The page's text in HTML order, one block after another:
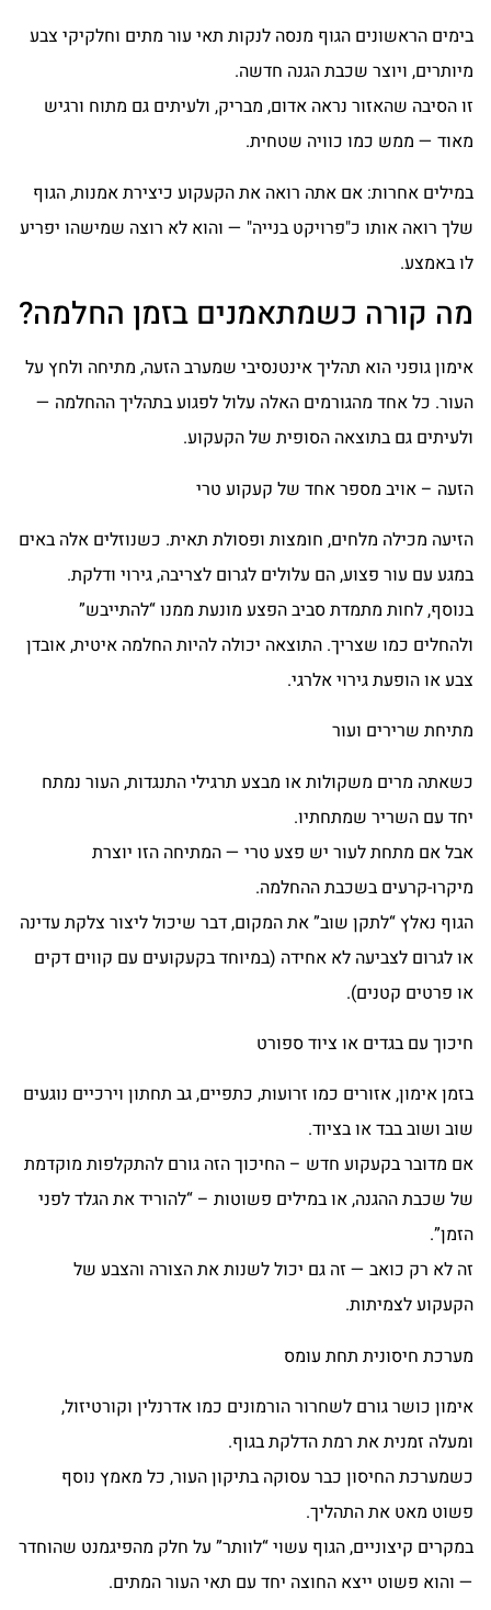
בימים הראשונים הגוף מנסה לנקות תאי עור מתים וחלקיקי צבע
מיותרים, ויוצר שכבת הגנה חדשה.
זו הסיבה שהאזור נראה אדום, מבריק, ולעיתים גם מתוח ורגיש
מאוד — ממש כמו כוויה שטחית.
במילים אחרות: אם אתה רואה את הקעקוע כיצירת אמנות, הגוף
שלך רואה אותו כ"פרויקט בנייה" — והוא לא רוצה שמישהו יפריע
לו באמצע.
מה קורה כשמתאמנים בזמן החלמה?
אימון גופני הוא תהליך אינטנסיבי שמערב הזעה, מתיחה ולחץ על
העור. כל אחד מהגורמים האלה עלול לפגוע בתהליך ההחלמה —
ולעיתים גם בתוצאה הסופית של הקעקוע.
הזעה – אויב מספר אחד של קעקוע טרי
הזיעה מכילה מלחים, חומצות ופסולת תאית. כשנוזלים אלה באים
במגע עם עור פצוע, הם עלולים לגרום לצריבה, גירוי ודלקת.
בנוסף, לחות מתמדת סביב הפצע מונעת ממנו “להתייבש”
ולהחלים כמו שצריך. התוצאה יכולה להיות החלמה איטית, אובדן
צבע או הופעת גירוי אלרגי.
מתיחת שרירים ועור
כשאתה מרים משקולות או מבצע תרגילי התנגדות, העור נמתח
יחד עם השריר שמתחתיו.
אבל אם מתחת לעור יש פצע טרי — המתיחה הזו יוצרת
מיקרו-קרעים בשכבת ההחלמה.
הגוף נאלץ “לתקן שוב” את המקום, דבר שיכול ליצור צלקת עדינה
או לגרום לצביעה לא אחידה (במיוחד בקעקועים עם קווים דקים
או פרטים קטנים).
חיכוך עם בגדים או ציוד ספורט
בזמן אימון, אזורים כמו זרועות, כתפיים, גב תחתון וירכיים נוגעים
שוב ושוב בבד או בציוד.
אם מדובר בקעקוע חדש – החיכוך הזה גורם להתקלפות מוקדמת
של שכבת ההגנה, או במילים פשוטות – “להוריד את הגלד לפני
הזמן”.
זה לא רק כואב — זה גם יכול לשנות את הצורה והצבע של
הקעקוע לצמיתות.
מערכת חיסונית תחת עומס
אימון כושר גורם לשחרור הורמונים כמו אדרנלין וקורטיזול,
ומעלה זמנית את רמת הדלקת בגוף.
כשמערכת החיסון כבר עסוקה בתיקון העור, כל מאמץ נוסף
פשוט מאט את התהליך.
במקרים קיצוניים, הגוף עשוי “לוותר” על חלק מהפיגמנט שהוחדר
— והוא פשוט ייצא החוצה יחד עם תאי העור המתים.